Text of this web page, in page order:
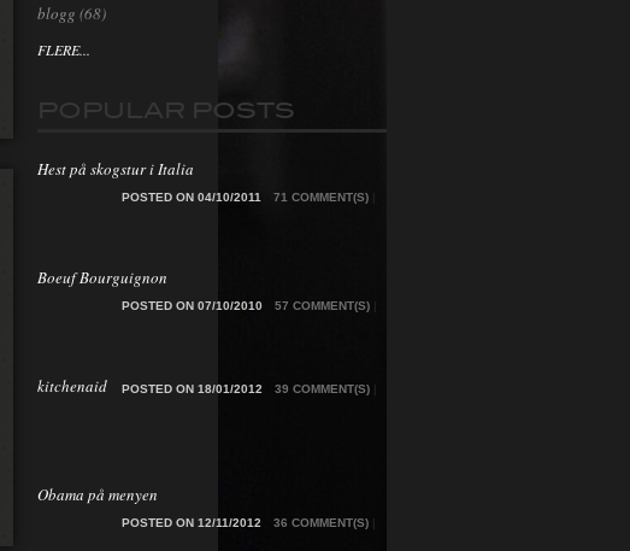
blogg (68)
FLERE...
POPULAR POSTS
Hest på skogstur i Italia
71 COMMENT(S)
POSTED ON 04/10/2011
Boeuf Bourguignon
57 COMMENT(S)
POSTED ON 07/10/2010
kitchenaid 39 COMMENT(S)
POSTED ON 18/01/2012
Obama på menyen
36 COMMENT(S)
POSTED ON 12/11/2012